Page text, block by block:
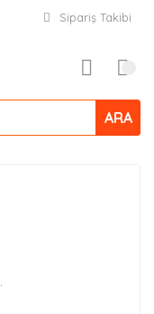
Sipariş Takibi
ARA